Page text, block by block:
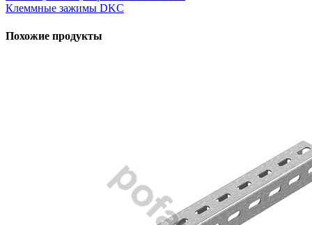
Клеммные зажимы DKC
Похожие продукты